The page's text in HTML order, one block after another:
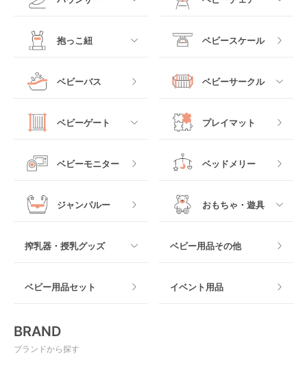
レギュラーサイズベビ
ベッドインベッド
クーファン
マットレス・布団
ベビーベッドその他
ベビーカーその他
ジュニアシート
チャイルドシートその
他
すべて
ロッキングタイプ
すべて
テーブルチェア
抱っこ紐
すべて
抱っこ紐その他
ベビースケール
ベビーバス ベビーサークル
すべて
木製
マット製
ベビーゲート
すべて
プレイマット
ベビーモニター ベッドメリー
ジャンパルー おもちゃ・遊具
搾乳器・授乳グッズ
授乳グッズ・ママ用品
ベビー用品その他
ベビー用品セット イベント用品
BRAND
ブランドから探す